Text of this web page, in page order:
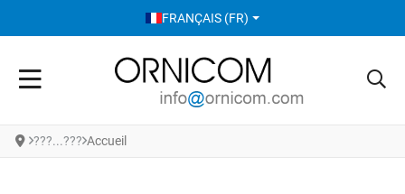
SÉLECTIONNEZ VOTRE LANGUE
FRANÇAIS (FR)
Accueil